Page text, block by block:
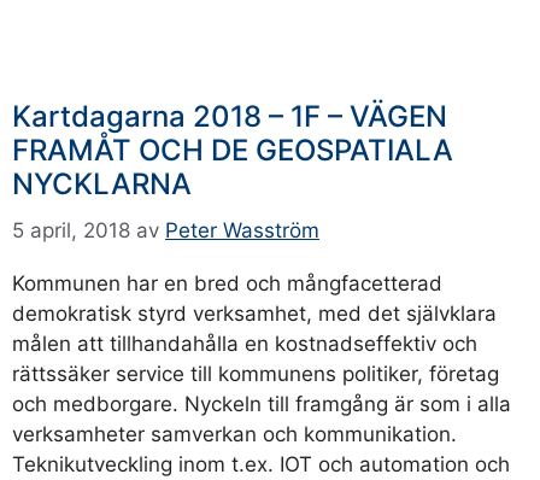
Kartdagarna 2018 – 1F – VÄGEN
FRAMÅT OCH DE GEOSPATIALA
NYCKLARNA
5 april, 2018 av Peter Wasström
Kommunen har en bred och mångfacetterad
demokratisk styrd verksamhet, med det självklara
målen att tillhandahålla en kostnadseffektiv och
rättssäker service till kommunens politiker, företag
och medborgare. Nyckeln till framgång är som i alla
verksamheter samverkan och kommunikation.
Teknikutveckling inom t.ex. IOT och automation och